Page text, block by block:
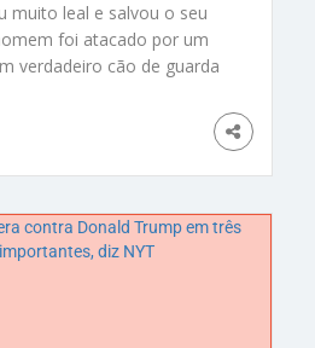
muito leal e salvou o seu
foi atacado por um
verdadeiro cão de guarda
de 86 anos que mora em
Unidos, é o tutor de